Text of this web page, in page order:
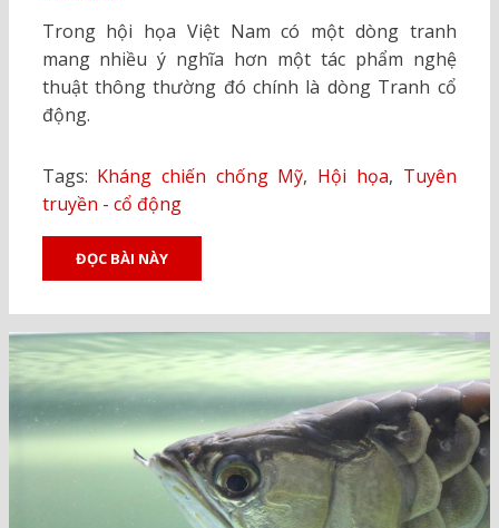
Trong hội họa Việt Nam có một dòng tranh
mang nhiều ý nghĩa hơn một tác phẩm nghệ
thuật thông thường đó chính là dòng Tranh cổ
động.
Tags: Kháng chiến chống Mỹ, Hội họa, Tuyên
truyền - cổ động
ĐỌC BÀI NÀY